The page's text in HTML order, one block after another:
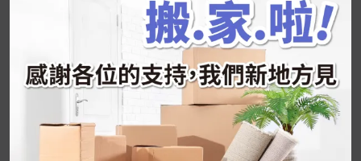
韓國人為什麼不容易胖？
揭秘明星、網紅熱
推的MZ Diet ！
好吃的蛋白點心還有好玩的運動小遊戲！今年過
年已經等不及帶這盒跟我的親戚、朋友們一起分
享～
2026 過年禮盒推薦｜五款百元健康伴手禮